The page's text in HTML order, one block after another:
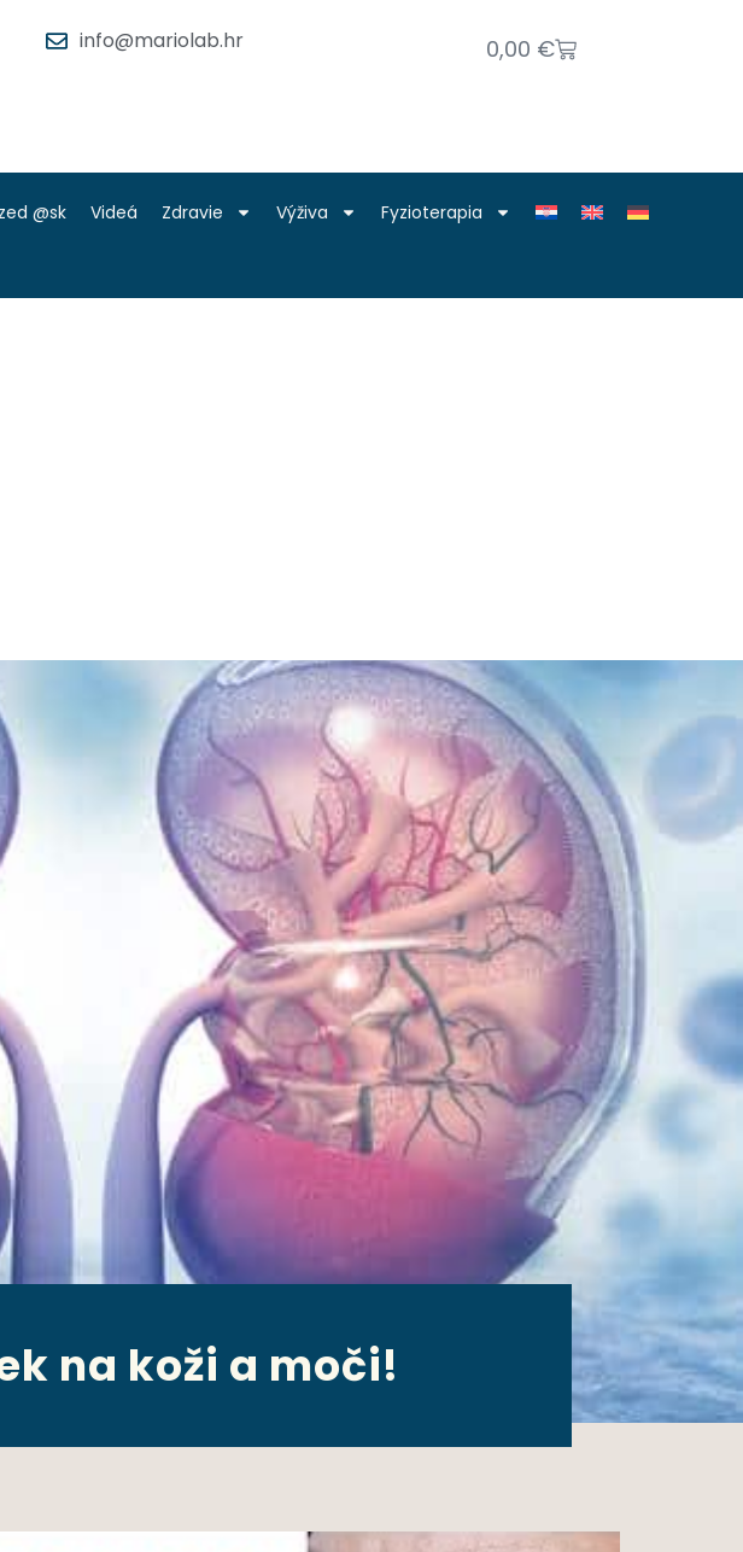
info@mariolab.hr 0,00 €
@sk Videá Zdravie Výživa Fyzioterapia
na koži a moči!